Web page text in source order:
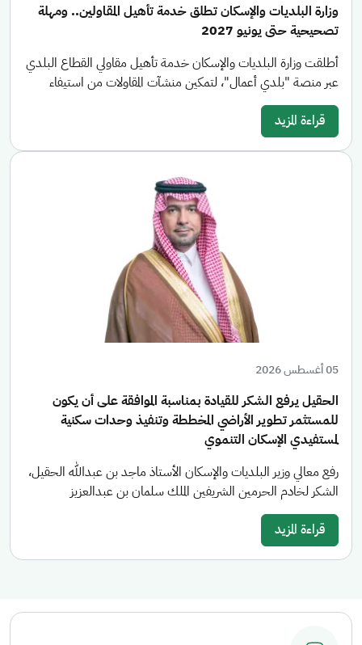
وزارة البلديات والإسكان تطلق خدمة تأهيل المقاولين.. ومهلة
تصحيحية حتى يونيو 2027
أطلقت وزارة البلديات والإسكان خدمة تأهيل مقاولي القطاع البلدي
عبر منصة "بلدي أعمال"، لتمكين منشآت المقاولات من استيفاء
قراءة المزيد
05 أغسطس 2026
الحقيل يرفع الشكر للقيادة بمناسبة الموافقة على أن يكون
للمستثمر تطوير الأراضي المخططة وتنفيذ وحدات سكنية
لمستفيدي الإسكان التنموي
رفع معالي وزير البلديات والإسكان الأستاذ ماجد بن عبدالله الحقيل،
الشكر لخادم الحرمين الشريفين الملك سلمان بن عبدالعزيز
قراءة المزيد